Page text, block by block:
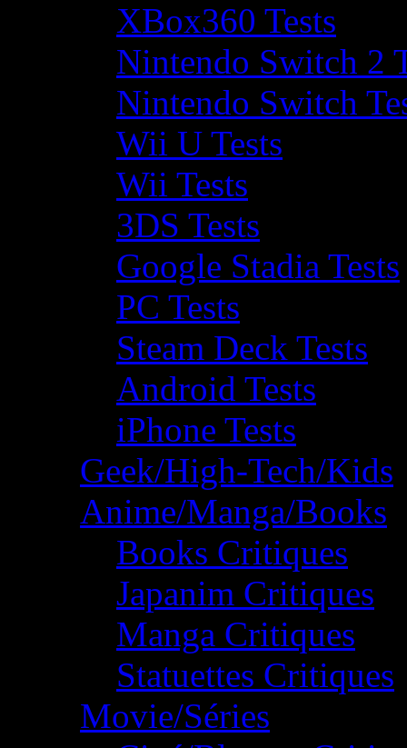
XBox360 Tests
Nintendo Switch 2
Nintendo Switch
Wii U Tests
Wii Tests
3DS Tests
Google Stadia Tests
PC Tests
Steam Deck Tests
Android Tests
iPhone Tests
Geek/High-Tech/Kids
Anime/Manga/Books
Books Critiques
Japanim Critiques
Manga Critiques
Statuettes Critiques
Movie/Séries